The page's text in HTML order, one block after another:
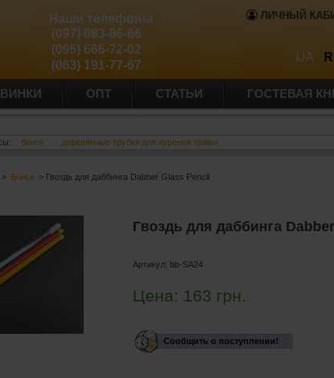
ЛИЧНЫЙ
UA
Наши телефоны
(097) 083-86-66
(095) 666-72-02
(063) 191-77-67
ОПТ СТАТЬИ ГОСТЕВАЯ
бонги деревянные трубки для курения травы
> Бонги > Гвоздь для даббинга Dabber Glass Pencil
Гвоздь для даббинга
Артикул: bb-SA24
Цена: 163 грн.
Сообщить о поступлении!